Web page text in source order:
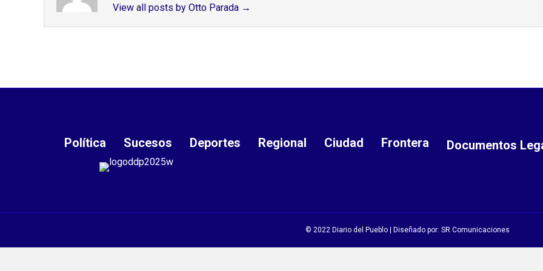
View all posts by Otto Parada →
Política Sucesos Deportes Regional Ciudad Frontera Documentos
© 2022 Diario del Pueblo | Diseñado por: SR Comunicaciones